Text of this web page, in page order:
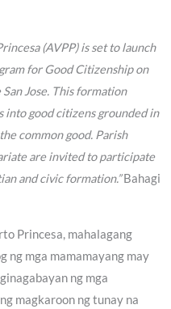
(AVPP) is set to launch
for Good Citizenship on
Jose. This formation
into good citizens grounded in
common good. Parish
are invited to participate
and civic formation.”Bahagi
Princesa, mahalagang
ng mga mamamayang may
ng mga
magkaroon ng tunay na